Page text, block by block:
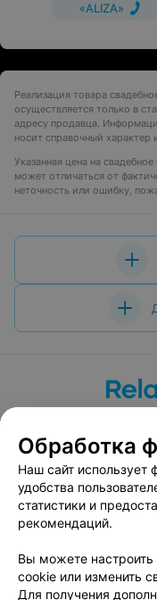
«ALIZA»
Реализация товара
осуществляется только в
адресу продавца.
носит справочный характер
Указанная цена на
может отличаться от
неточность или ошибку,
Вакансии
Публичный
Связаться
Обработка
Наш сайт использует
удобства
статистики и
рекомендаций.
Вы можете
cookie или изменить
Для получения